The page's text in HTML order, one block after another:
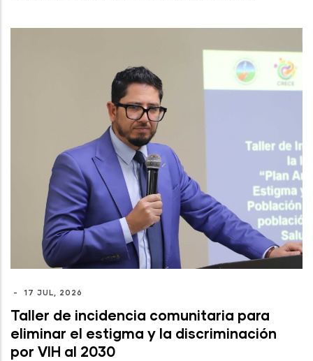
- 17 JUL, 2026
Taller de incidencia comunitaria para
eliminar el estigma y la discriminación
por VIH al 2030